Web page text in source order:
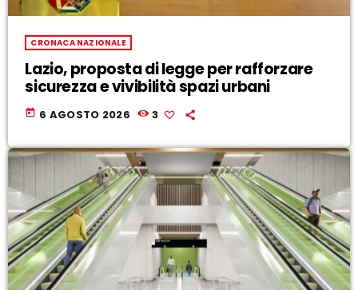
CRONACA NAZIONALE
Lazio, proposta di legge per rafforzare
sicurezza e vivibilità spazi urbani
today 6 AGOSTO 2026 3